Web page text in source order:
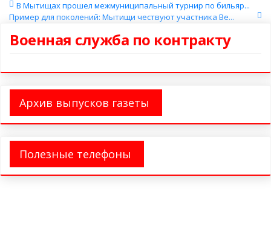
В Мытищах прошел межмуниципальный турнир по бильяр...
Пример для поколений: Мытищи чествуют участника Ве...
Военная служба по контракту
Архив выпусков газеты
Полезные телефоны